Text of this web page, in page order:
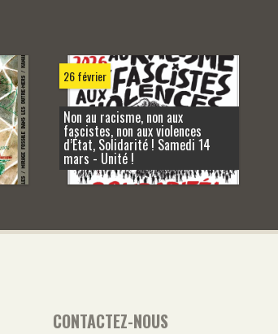
26 février
Non au racisme, non aux
fascistes, non aux violences
d’État, Solidarité ! Samedi 14
mars - Unité !
CONTACTEZ-NOUS